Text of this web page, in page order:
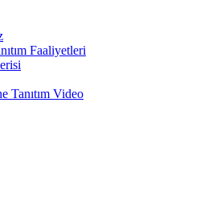
Faaliyetleri
Tanıtım Video